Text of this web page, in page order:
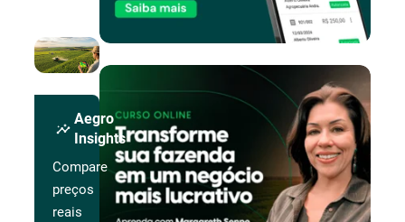
insights
Aegro
Insights
Compare
preços
reais